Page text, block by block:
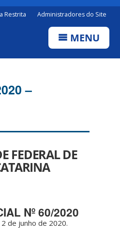
Restrita Administradores do Site
MENU
–
FEDERAL DE
Nº 60/2020
de junho de 2020.